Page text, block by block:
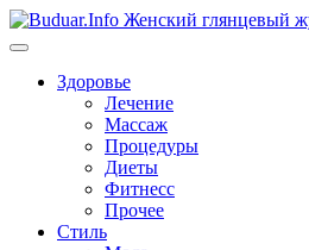
Перейти
к
Здоровье
Лечение
Массаж
Процедуры
Диеты
Фитнесс
Прочее
Стиль